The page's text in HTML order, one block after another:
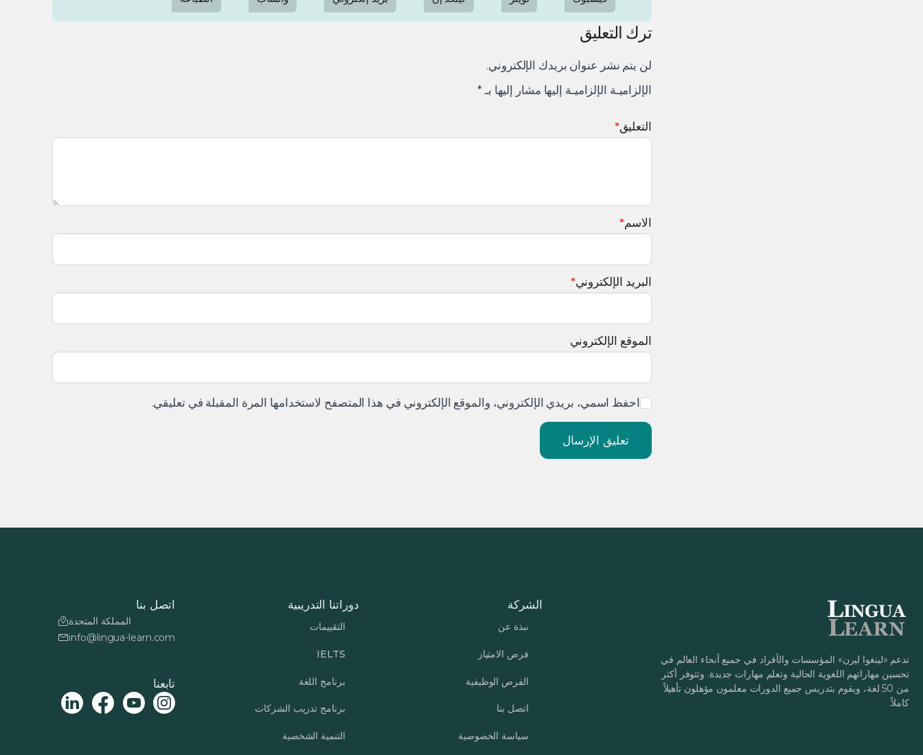
ترك التعليق
لن يتم نشر عنوان بريدك الإلكتروني.
الإلزاميـة الإلزاميـة إليها مشار إليها بـ*
التعليق*
الاسم*
البريد الإلكتروني*
الموقع الإلكتروني
احفظ اسمي، بريدي الإلكتروني، والموقع الإلكتروني في هذا المتصفح لاستخدامها المرة المقبلة في تعليقي.
تدعم «لينغوا ليرن» المؤسسات والأفراد في جميع أنحاء العالم في
تحسين مهاراتهم اللغوية الحالية وتعلم مهارات جديدة. وتتوفر أكثر
من 50 لغة، ويقوم بتدريس جميع الدورات معلمون مؤهلون تأهيلاً
كاملاً.
الشركة
نبذة عن
فرص الامتياز
الفرص الوظيفية
اتصل بنا
سياسة الخصوصية
دوراتنا التدريبية
التقييمات
IELTS
برنامج اللغة
برنامج تدريب الشركات
التنمية الشخصية
اتصل بنا
المملكة المتحدة
info@lingua-learn.com
تابعنا